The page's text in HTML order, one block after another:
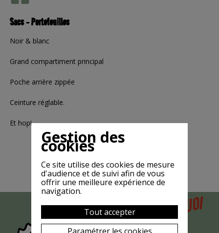
Sacs - Portefeuilles
Noir & blanc
Grand compartiment principal
Poche arrière zippée
Ceinture réglable.
Et hop!
MAISPOURQUOI
Gestion des
cookies
Ce site utilise des cookies de mesure
d'audience et de suivi afin de vous
offrir une meilleure expérience de
navigation.
Tout accepter
Paramétrer les cookies